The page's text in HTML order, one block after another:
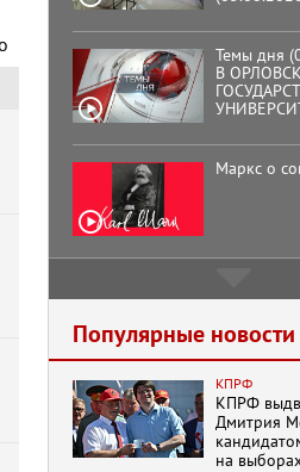
Темы дня
В
ГЕННАДИЯ
Маркс о
Популярные новости
КПРФ
КПРФ
Дмитрия
на